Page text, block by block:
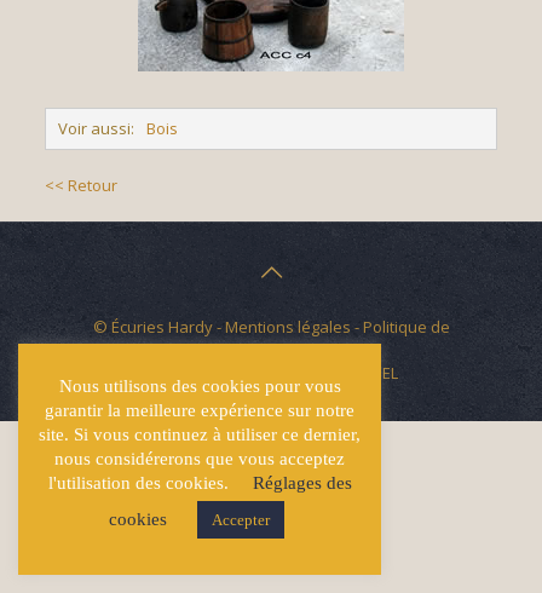
Voir aussi: Bois
<< Retour
© Écuries Hardy -Mentions légales - Politique de
confidentialité
Lucas GICQUEL
Nous utilisons des cookies pour vous
garantir la meilleure expérience sur notre
site. Si vous continuez à utiliser ce dernier,
nous considérerons que vous acceptez
l'utilisation des cookies.
Réglages des
cookies
Accepter